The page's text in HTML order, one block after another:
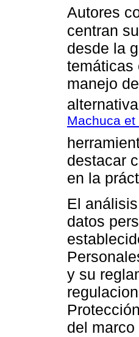
Autores
centran
desde la
temáticas
manejo
Machuca et
destacar
en la
El
datos
y su
del